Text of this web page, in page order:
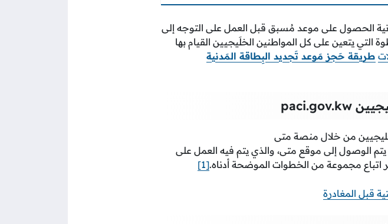
الحصول على موعد مُسبق قبل العمل على التوجه إلى
التي يتعين على كل المواطنين الخلَيجيين القيام بها
طريقة حَجز مَوعد تَجديد البِطاقة المَدنية
paci.gov.kw
من خلال منصة متى
يتم الوصول إلى موقع متى، والذي يتم فيه العمل على
اتباع مجموعة من الخطوات الموضحة أدناه.[1]
قبل المغادرة